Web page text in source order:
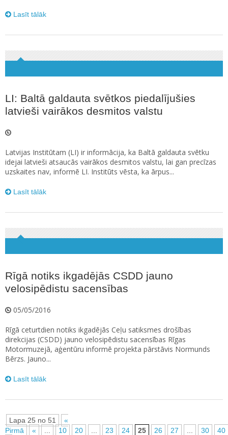
Lasīt tālāk
LI: Baltā galdauta svētkos piedalījušies
latvieši vairākos desmitos valstu
Latvijas Institūtam (LI) ir informācija, ka Baltā galdauta svētku
idejai latvieši atsaucās vairākos desmitos valstu, lai gan precīzas
uzskaites nav, informē LI. Institūts vēsta, ka ārpus...
Lasīt tālāk
Rīgā notiks ikgadējās CSDD jauno
velosipēdistu sacensības
05/05/2016
Rīgā ceturtdien notiks ikgadējās Ceļu satiksmes drošības
direkcijas (CSDD) jauno velosipēdistu sacensības Rīgas
Motormuzejā, aģentūru informē projekta pārstāvis Normunds
Bērzs. Jauno...
Lasīt tālāk
Lapa 25 no 51
«
Pirmā
« 10 20 23 24 25 26 27 30
40